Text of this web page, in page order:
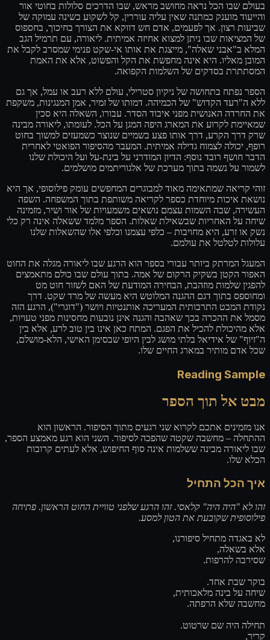
בעולם שבו הכל נראה מחושב מראש, שבו הדרכים סלולות בחוטי אור
והייעוד מוענק כמתנה שאין עליה עוררין, קל לשקוע בשינה עמוקה של
שביעות רצון. אך לפעמים, אדם חש דווקא את הצורך בחיכוך, בחספוס
של המציאות שבו ניתן למצוא אחיזה אמיתית. ליאורה, עם תרמיל הגב
המלא ב"אבני שאלה", מייצגת את אותו אי-שקט פנימי שמסרב לקבל את
המובן מאליו. היא אינה מחפשת את הקל והפשוט, אלא את האמת
המסתתרת בסדקים של השלמות הקפואה.
הספר נפתח בתחושה של ניקיון סטרילי, עולם ללא רעב או עמל, אך גם
ללא ה"רעד הקדוש" של הכמיהה. דמותו של זמיר, אמן המנגינות, משקפת
את החרדה האנושית מפני איבוד הסדר. עבורו, השאלה היא סכין
שמאיימת לקרוע את המארג היפה המגן על הכל. לעומתו, ליאורה מבינה
שרק דרך הקרע, דרך אותו פצע בשמיים שנוצר כשמעזים למשוך בחוט
רופף, יכולה לצמוח גדילה אמיתית. המעבר מהסיפור הפואטי לאחרית
הדבר חושף רובד נוסף: הדיון המודרני על בינת-על ועל היכולת שלנו
לשמור על נשמה בתוך מערכת של אלגוריתמים מושלמים.
זוהי קריאה שמתאימה מאוד למבוגרים המחפשים עומק פילוסופי, אך היא
נושאת איכות מיוחדת כספר לקריאה משותפת בתוך המשפחה. השפה
העשירה, שבה השמות עצמם נושאים משמעויות של אור ושיר, מזמינה
שיחה על האחריות שבשאילת שאלות. הספר מלמד ששאלה אינה רק כלי
נשק או זרע, היא מחויבות – כלפי עצמנו וכלפי אלו שהשאלות שלנו
עלולות לטלטל את עולמם.
המעגל המרתק ביותר עבורי בספר הוא הרגע שבו ליאורה מגלה את החוט
האפור הקטן בשקיק הרקום של אמה. בתוך עולם שבו כולם מתאמצים
להפגין שלמות מוזהבת, הבחירה המודעת של האם לשזור חוט מט
ומחוספס בתוך דגם ההגנה המלוטש היא מעשה של מרד שקט. דרך
נקודת המבט התרבותית המעריכה אותנטיות ויושר ("דוגרי"), הרגע הזה
מסמל את ההכרה בכך שאהבה והגנה אינן נובעות מחסינות מפני טעויות,
אלא מהיכולת להכיל את הפגם. המתח כאן אינו בין טוב לרע, אלא בין
ה"זיוף" של אידיאל בלתי מושג לבין היופי שבסימן האישי, הלא-מושלם,
שכל אדם מותיר במארג החיים שלו.
Reading Sample
מבט אל תוך הספר
אנו מזמינים אתכם לקרוא שני רגעים מתוך הסיפור. הראשון הוא
ההתחלה – מחשבה שקטה שהפכה לסיפור. השני הוא רגע מאמצע הספר,
שבו ליאורה מבינה ששלמות אינה סוף החיפוש, אלא לעתים קרובות
הכלא שלו.
איך הכל התחיל
זהו לא "היה היה" קלאסי. זהו הרגע שלפני טוויית החוט הראשון. פתיחה
פילוסופית שקובעת את הטון למסע.
לא באגדה מתחיל סיפורנו,
אלא בשאלה,
שסירבה להרפות.
בוקר שבת אחד.
שיחה על בינה מלאכותית,
מחשבה שלא הרפתה.
תחילה היה שם שרטוט.
קריר,